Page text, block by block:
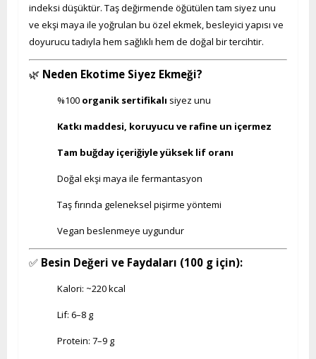
indeksi düşüktür. Taş değirmende öğütülen tam siyez unu
ve ekşi maya ile yoğrulan bu özel ekmek, besleyici yapısı ve
doyurucu tadıyla hem sağlıklı hem de doğal bir tercihtir.
🌿 Neden Ekotime Siyez Ekmeği?
%100 organik sertifikalı siyez unu
Katkı maddesi, koruyucu ve rafine un içermez
Tam buğday içeriğiyle yüksek lif oranı
Doğal ekşi maya ile fermantasyon
Taş fırında geleneksel pişirme yöntemi
Vegan beslenmeye uygundur
✅ Besin Değeri ve Faydaları (100 g için):
Kalori: ~220 kcal
Lif: 6–8 g
Protein: 7–9 g